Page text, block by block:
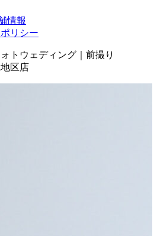
情報
リシー
トウェディング｜前撮り
区店